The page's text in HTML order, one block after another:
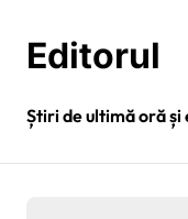
conținutEditorul
Știri de ultimă oră